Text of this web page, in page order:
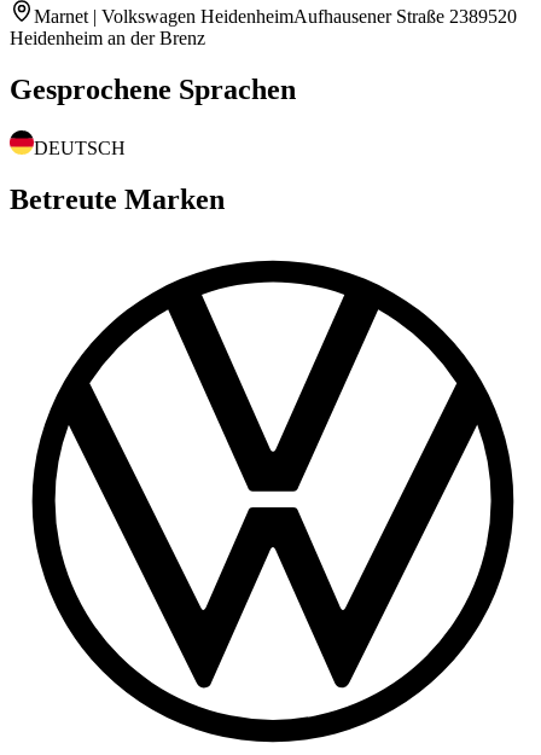
Marnet | Volkswagen HeidenheimAufhausener Straße 2389520
Heidenheim an der Brenz
Gesprochene Sprachen
DEUTSCH
Betreute Marken